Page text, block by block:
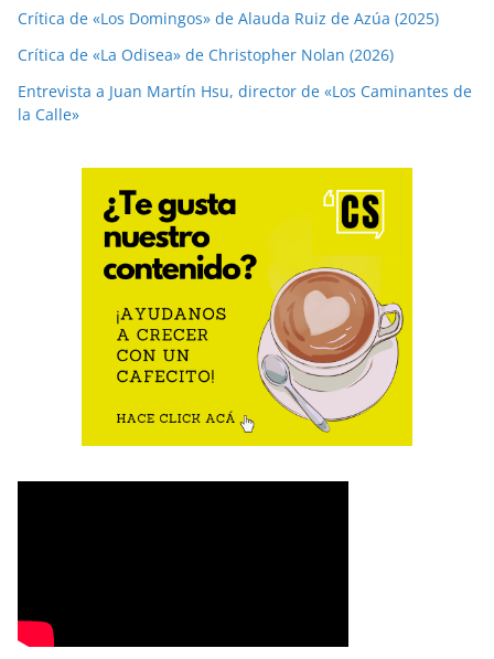
Crítica de «Los Domingos» de Alauda Ruiz de Azúa (2025)
Crítica de «La Odisea» de Christopher Nolan (2026)
Entrevista a Juan Martín Hsu, director de «Los Caminantes de
la Calle»